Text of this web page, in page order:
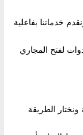
خدماتنا بفاعلية
لفتح المجاري
الطريقة